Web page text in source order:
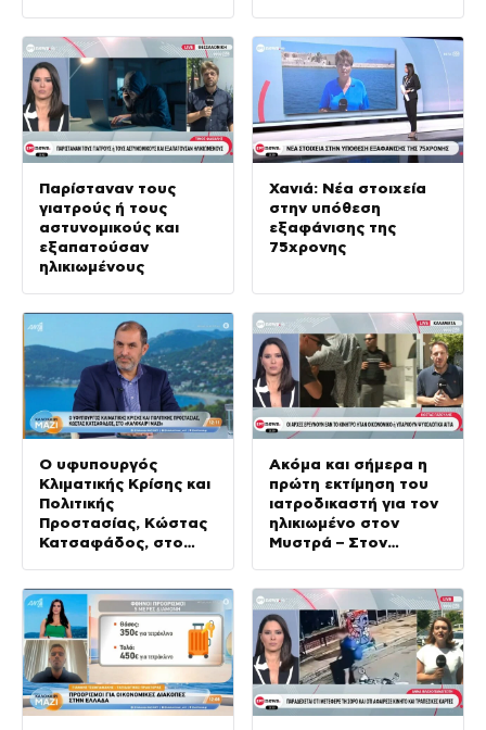
Παρίσταναν τους
γιατρούς ή τους
αστυνομικούς και
εξαπατούσαν
ηλικιωμένους
Χανιά: Νέα στοιχεία
στην υπόθεση
εξαφάνισης της
75χρονης
Ο υφυπουργός
Κλιματικής Κρίσης και
Πολιτικής
Προστασίας, Κώστας
Κατσαφάδος, στο
Ακόμα και σήμερα η
πρώτη εκτίμηση του
ιατροδικαστή για τον
ηλικιωμένο στον
Μυστρά – Στον
55χρονος